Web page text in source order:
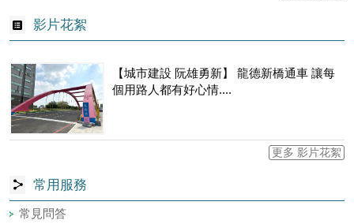
影片花絮
【城市建設 阮雄勇新】 龍德新橋通車 讓每
個用路人都有好心情....
更多 影片花絮
常用服務
常見問答